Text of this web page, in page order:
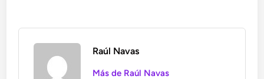
Raúl Navas
Más de Raúl Navas